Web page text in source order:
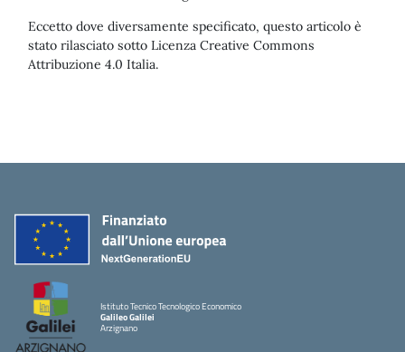
Eccetto dove diversamente specificato, questo articolo è
stato rilasciato sotto Licenza Creative Commons
Attribuzione 4.0 Italia.
Istituto Tecnico Tecnologico Economico
Galileo Galilei
Arzignano